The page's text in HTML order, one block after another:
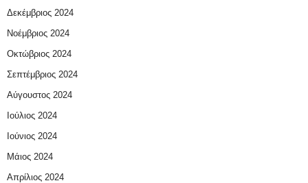
Δεκέμβριος 2024
Νοέμβριος 2024
Οκτώβριος 2024
Σεπτέμβριος 2024
Αύγουστος 2024
Ιούλιος 2024
Ιούνιος 2024
Μάιος 2024
Απρίλιος 2024